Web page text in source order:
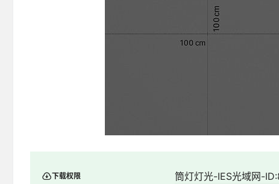
下载权限 筒灯灯光-IES光域网-